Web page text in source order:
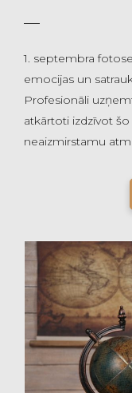
1. septembra
emocijas un
Profesionāli
atkārtoti izdzīvot
neaizmirstamu